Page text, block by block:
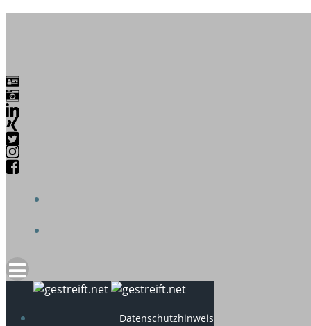
Datenschutzhinweis